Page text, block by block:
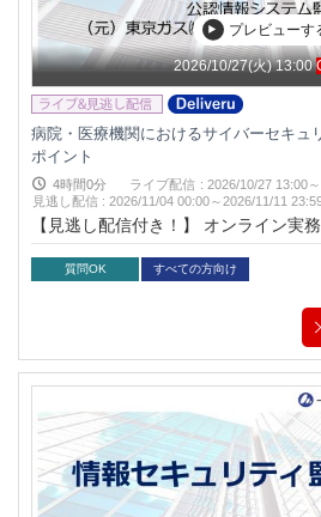
すべて
プレビューす
2026/10/27(火) 13:00
病院・医療機関におけるサイバーセキュ
ポイント
4時間0分 ライブ配信 : 2026/10/27 13:00
見逃し配信 :2026/11/04 00:00～2026/11/11
【見逃し配信付き！】 オンライン実
質問OK すべての方向け